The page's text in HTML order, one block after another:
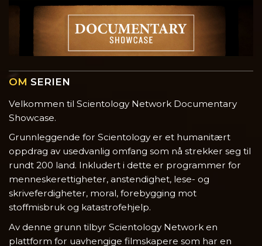
OM SERIEN
Velkommen til Scientology Network Documentary
Showcase.
Grunnleggende for Scientology er et humanitært
oppdrag av usedvanlig omfang som nå strekker seg til
rundt 200 land. Inkludert i dette er programmer for
menneskerettigheter, anstendighet, lese- og
skriveferdigheter, moral, forebygging mot
stoffmisbruk og katastrofehjelp.
Av denne grunn tilbyr Scientology Network en
plattform for uavhengige filmskapere som har en